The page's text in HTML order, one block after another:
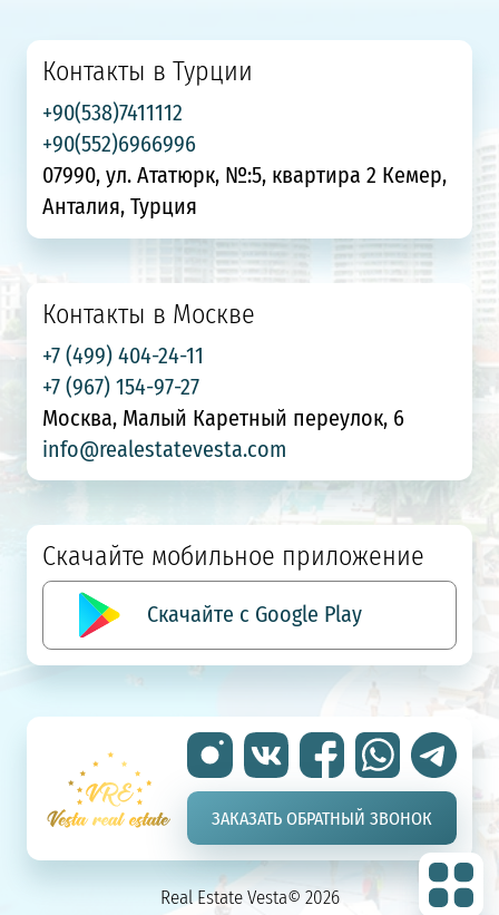
ЗАКАЗАТЬ ОБРАТНЫЙ ЗВОНОК
Контакты в Турции
+90(538)7411112
+90(552)6966996
07990, ул. Ататюрк, №:5, квартира 2 Кемер,
Анталия, Турция
Контакты в Москве
+7 (499) 404-24-11
+7 (967) 154-97-27
Москва, Малый Каретный переулок, 6
info@realestatevesta.com
Скачайте мобильное приложение
Скачайте с Google Play
Real Estate Vesta© 2026